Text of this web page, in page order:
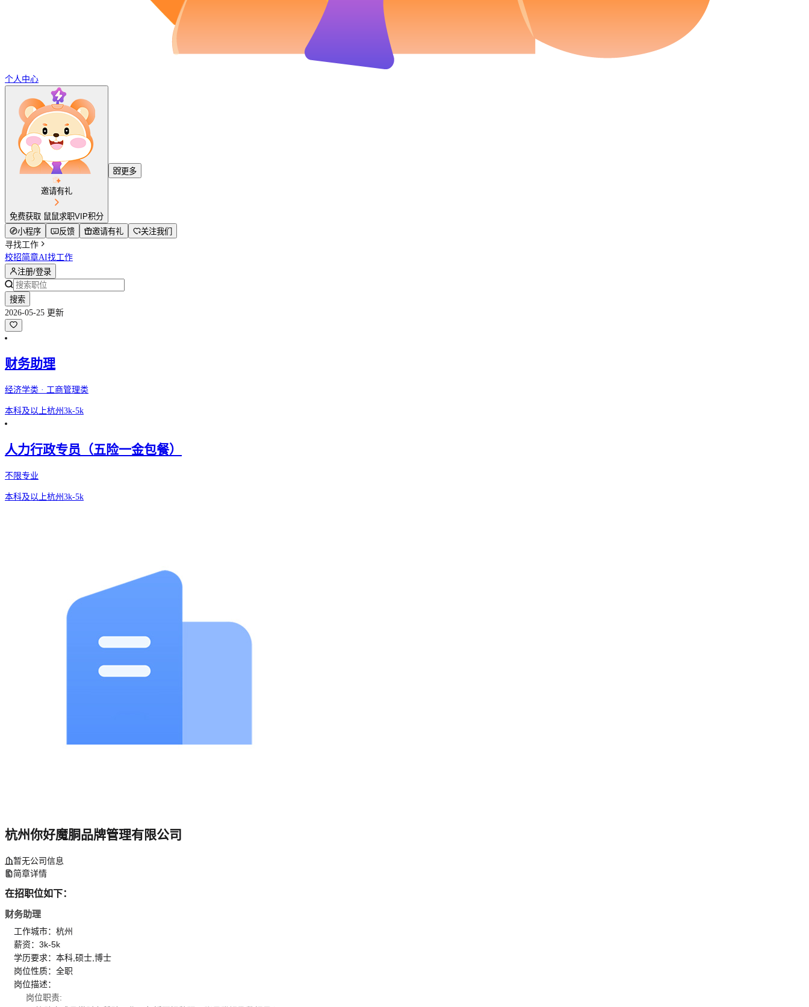
个人中心
邀请有礼
免费获取 鼠鼠求职VIP积分
更多
小程序 反馈 邀请有礼
关注我们
寻找工作
校招简章AI找工作
注册/登录
搜索
2026-05-25 更新
财务助理
经济学类 · 工商管理类
本科及以上杭州 3k-5k
人力行政专员（五险一金包餐）
不限专业
本科及以上杭州 3k-5k
杭州你好魔胴品牌管理有限公司
暂无公司信息
简章详情
在招职位如下：
财务助理
工作城市：杭州
薪资：3k-5k
学历要求：本科,硕士,博士
岗位性质：全职
岗位描述：
岗位职责: